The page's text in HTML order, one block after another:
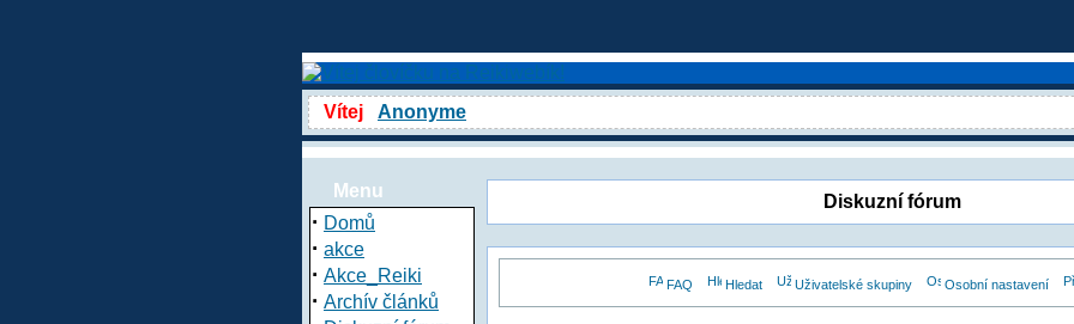
Vítej Anonyme
Menu
· Domů
· akce
· Akce_Reiki
· Archív článků
Diskuzní fórum
FAQ Hledat Uživatelské skupiny Osobní nastavení